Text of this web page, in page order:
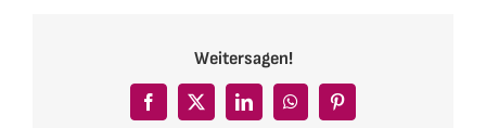
Weitersagen!
Facebook
X LinkedInWhatsAppPinterest